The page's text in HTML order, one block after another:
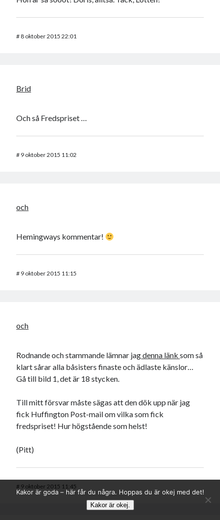
# 8 oktober 2015 22:01
Brid
Och så Fredspriset …
# 9 oktober 2015 11:02
och
Hemingways kommentar!
# 9 oktober 2015 11:15
och
Rodnande och stammande lämnar jagdenna länksom så
klart sårar alla båsisters finaste och ädlaste känslor…
Gå till bild 1, det är 18 stycken.
Till mitt försvar måste sägas att den dök upp när jag
fick Huffington Post-mail om vilka som fick
fredspriset! Hur högstående som helst!
(Pitt)
# 9 oktober 2015 11:45
Kakor är goda – här får du några. Hoppas du är okej med det!
Kakor är okej.